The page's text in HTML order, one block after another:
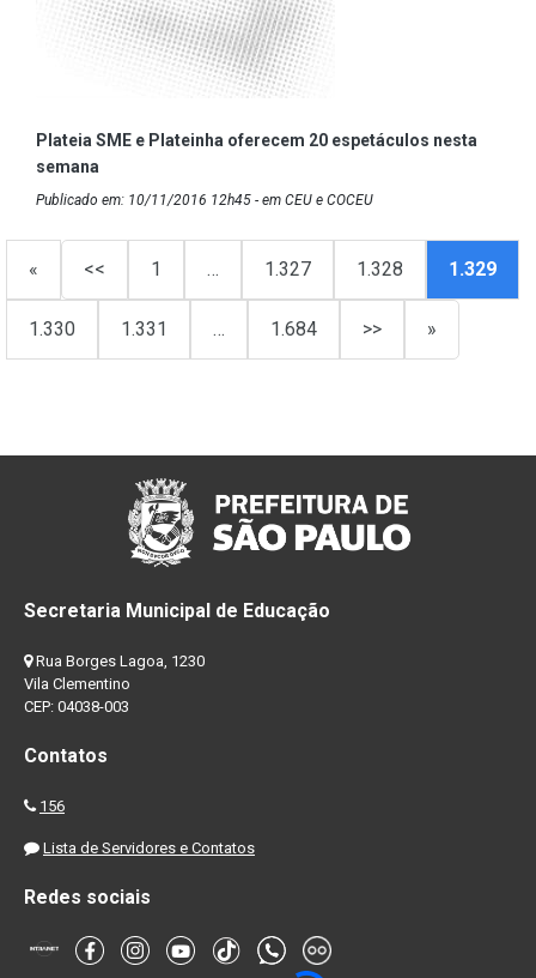
Plateia SME e Plateinha oferecem 20 espetáculos nesta
semana
Publicado em: 10/11/2016 12h45 - em CEU e COCEU
« << 1 … 1.327 1.328 1.329
1.330 1.331 … 1.684 >> »
Secretaria Municipal de Educação
Rua Borges Lagoa, 1230
Vila Clementino
CEP: 04038-003
Contatos
156
Lista de Servidores e Contatos
Redes sociais